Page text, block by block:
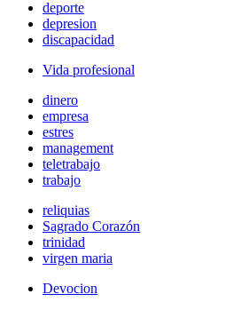
deporte
depresion
discapacidad
Vida profesional
dinero
empresa
estres
management
teletrabajo
trabajo
reliquias
Sagrado Corazón
trinidad
virgen maria
Devocion